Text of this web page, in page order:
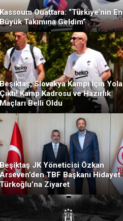
Kassoum Ouattara: “Türkiye’nin En
Büyük Takımına Geldim”
Beşiktaş, Slovakya Kampı İçin Yola
Çıktı! Kamp Kadrosu ve Hazırlık
Maçları Belli Oldu
Beşiktaş JK Yöneticisi Özkan
Arseven’den TBF Başkanı Hidayet
Türkoğlu’na Ziyaret